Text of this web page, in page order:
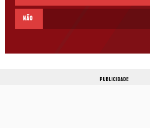
Não
PUBLICIDADE